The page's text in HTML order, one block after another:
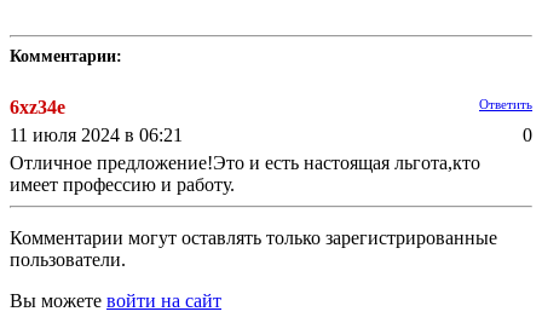
Комментарии:
6xz34e Ответить
0
11 июля 2024 в 06:21
Отличное предложение!Это и есть настоящая льгота,кто
имеет профессию и работу.
Комментарии могут оставлять только зарегистрированные
пользователи.
Вы можете войти на сайт